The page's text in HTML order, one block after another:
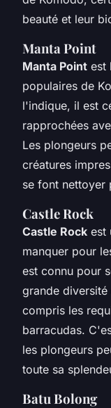
beauté et leur
Manta Point
Manta Point est
populaires de
l'indique, il est
rapprochées
Les plongeurs
créatures
se font nettoyer
Castle Rock
Castle Rock est
manquer pour
est connu pour
grande
compris les
barracudas.
les plongeurs
toute sa
Batu Bolong